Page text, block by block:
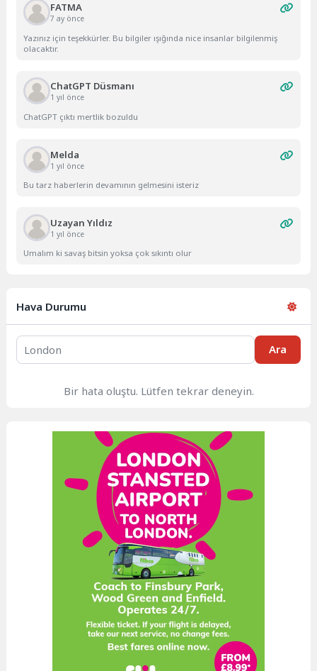
FATMA
7 ay önce
Yazınız için teşekkürler. Bu bilgiler ışığında nice insanlar bilgilenmiş
olacaktır.
ChatGPT Düsmanı
1 yıl önce
ChatGPT çıktı mertlik bozuldu
Melda
1 yıl önce
Bu tarz haberlerin devamının gelmesini isteriz
Uzayan Yıldız
1 yıl önce
Umalım ki savaş bitsin yoksa çok sıkıntı olur
Hava Durumu
Ara
Bir hata oluştu. Lütfen tekrar deneyin.